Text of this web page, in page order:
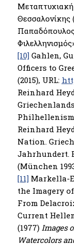
Μεταπτυχιακή
Θεσσαλονίκης
[10]Gahlen,
Officers to
(2015), URL:
Reinhard
Reinhard
Nation.
Jahrhundert.
(München
[11]Markella-
the Imagery
From
Current
(1977) Images
Watercolors